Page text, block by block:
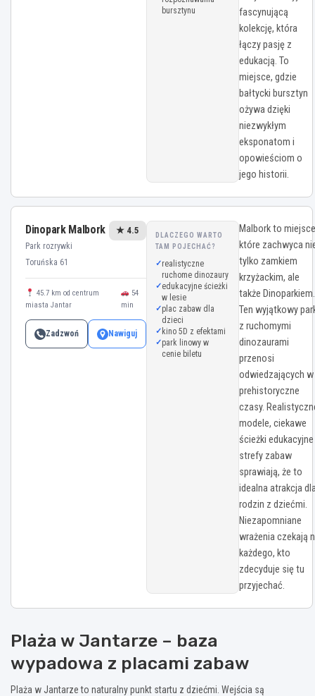
bursztynu
fascynującą
kolekcję, która
łączy pasję z
edukacją. To
miejsce, gdzie
bałtycki bursztyn
ożywa dzięki
niezwykłym
eksponatom i
opowieściom o
jego historii.
Dinopark Malbork
Park rozrywki
Toruńska 61
★ 4.5
45.7 km od centrum
miasta Jantar
54
min
Zadzwoń Nawiguj
DLACZEGO WARTO
TAM POJECHAĆ?
realistyczne
ruchome dinozaury
edukacyjne ścieżki
w lesie
plac zabaw dla
dzieci
kino 5D z efektami
park linowy w
cenie biletu
Malbork to
które zachwyca
tylko zamkiem
krzyżackim, ale
także Dinoparkiem.
Ten wyjątkowy
z ruchomymi
dinozaurami
przenosi
odwiedzających w
prehistoryczne
czasy.
modele, ciekawe
ścieżki
strefy zabaw
sprawiają, że to
idealna atrakcja
rodzin z dziećmi.
Niezapomniane
wrażenia czekają
każdego, kto
zdecyduje się tu
przyjechać.
Plaża w Jantarze – baza
wypadowa z placami zabaw
Plaża w Jantarze to naturalny punkt startu z dziećmi. Wejścia są